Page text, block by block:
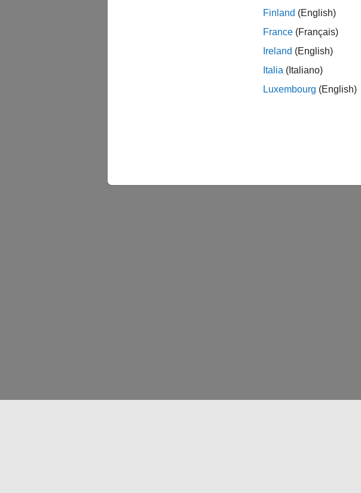
Finland (English)
France (Français)
Ireland (English)
Italia (Italiano)
Luxembourg (English)